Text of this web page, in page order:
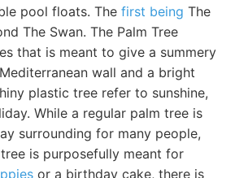
pool floats. The first being The
The Swan. The Palm Tree
that is meant to give a summery
wall and a bright
plastic tree refer to sunshine,
While a regular palm tree is
surrounding for many people,
is purposefully meant for
or a birthday cake, there is